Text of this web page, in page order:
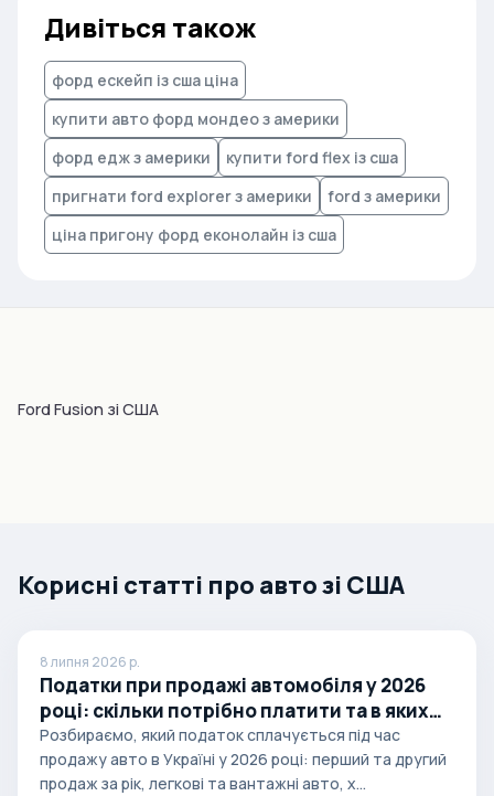
Дивіться також
форд ескейп із сша ціна
купити авто форд мондео з америки
форд едж з америки
купити ford flex із сша
пригнати ford explorer з америки
ford з америки
ціна пригону форд еконолайн із сша
Ford Fusion зі США
Корисні статті про авто зі США
8 липня 2026 р.
Податки при продажі автомобіля у 2026
році: скільки потрібно платити та в яких
випадках
Розбираємо, який податок сплачується під час
продажу авто в Україні у 2026 році: перший та другий
продаж за рік, легкові та вантажні авто, х...